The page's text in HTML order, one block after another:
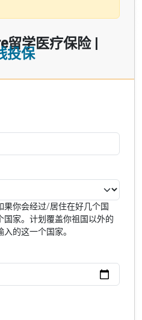
留学医疗保险 |
投保
果你会经过/居住在好几个国
国家。计划覆盖你祖国以外的
的这一个国家。